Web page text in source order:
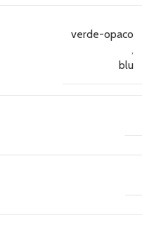
verde-opaco
,
blu